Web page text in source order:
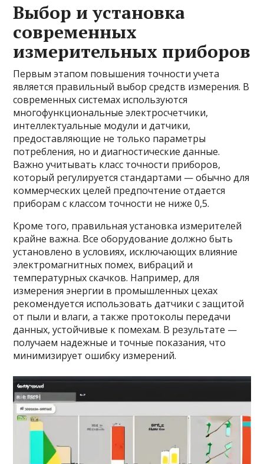
Выбор и установка
современных
измерительных приборов
Первым этапом повышения точности учета
является правильный выбор средств измерения. В
современных системах используются
многофункциональные электросчетчики,
интеллектуальные модули и датчики,
предоставляющие не только параметры
потребления, но и диагностические данные.
Важно учитывать класс точности приборов,
который регулируется стандартами — обычно для
коммерческих целей предпочтение отдается
приборам с классом точности не ниже 0,5.
Кроме того, правильная установка измерителей
крайне важна. Все оборудование должно быть
установлено в условиях, исключающих влияние
электромагнитных помех, вибраций и
температурных скачков. Например, для
измерения энергии в промышленных цехах
рекомендуется использовать датчики с защитой
от пыли и влаги, а также протоколы передачи
данных, устойчивые к помехам. В результате —
получаем надежные и точные показания, что
минимизирует ошибку измерений.